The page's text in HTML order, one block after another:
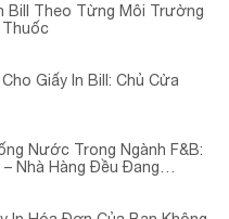
Bill Theo Từng Môi Trường
Thuốc
Giấy In Bill: Chủ Cửa
Nước Trong Ngành F&B:
Nhà Hàng Đều Đang